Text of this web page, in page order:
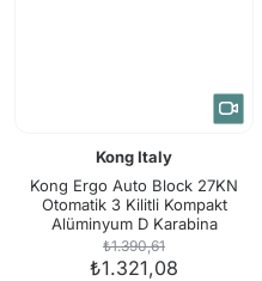
Kong Italy
Kong Ergo Auto Block 27KN
Otomatik 3 Kilitli Kompakt
Alüminyum D Karabina
783IM0NNNKK
₺1.390,61
₺1.321,08